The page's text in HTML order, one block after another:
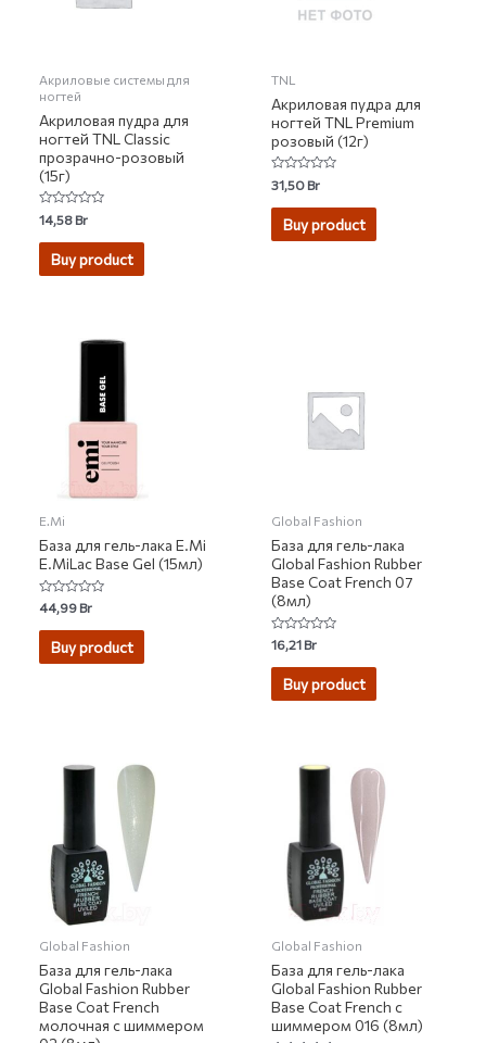
Акриловые системы для
ногтей
Акриловая пудра для
ногтей TNL Classic
прозрачно-розовый
(15г)
Rated
0
out
14,58Br
Buy product
TNL
Акриловая пудра для
ногтей TNL Premium
розовый (12г)
Rated
0
out
31,50Br
Buy product
E.Mi
База для гель-лака E.Mi
E.MiLac Base Gel (15мл)
Rated
0
out
44,99Br
Buy product
Global Fashion
База для гель-лака
Global Fashion Rubber
Base Coat French 07
(8мл)
Rated
0
out
16,21Br
Buy product
Global Fashion
База для гель-лака
Global Fashion Rubber
Base Coat French
молочная с шиммером
Global Fashion
База для гель-лака
Global Fashion Rubber
Base Coat French с
шиммером 016 (8мл)